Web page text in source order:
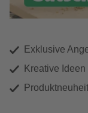
Exklusive
Kreative